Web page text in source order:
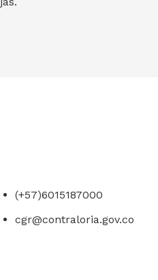
(+57)6015187000
cgr@contraloria.gov.co